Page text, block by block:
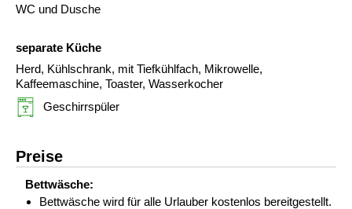
WC und Dusche
separate Küche
Herd, Kühlschrank, mit Tiefkühlfach, Mikrowelle,
Kaffeemaschine, Toaster, Wasserkocher
Geschirrspüler
Preise
Bettwäsche:
Bettwäsche wird für alle Urlauber kostenlos bereitgestellt.